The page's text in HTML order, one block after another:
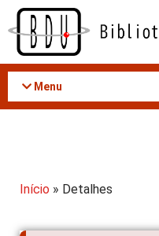
Acessar
conteúdo
Menu
Início » Detalhes